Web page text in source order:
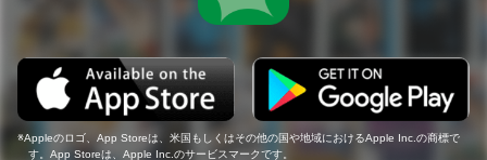
Appleのロゴ、App Storeは、米国もしくはその他の国や地域におけるApple Inc.の商標で
す。App Storeは、Apple Inc.のサービスマークです。